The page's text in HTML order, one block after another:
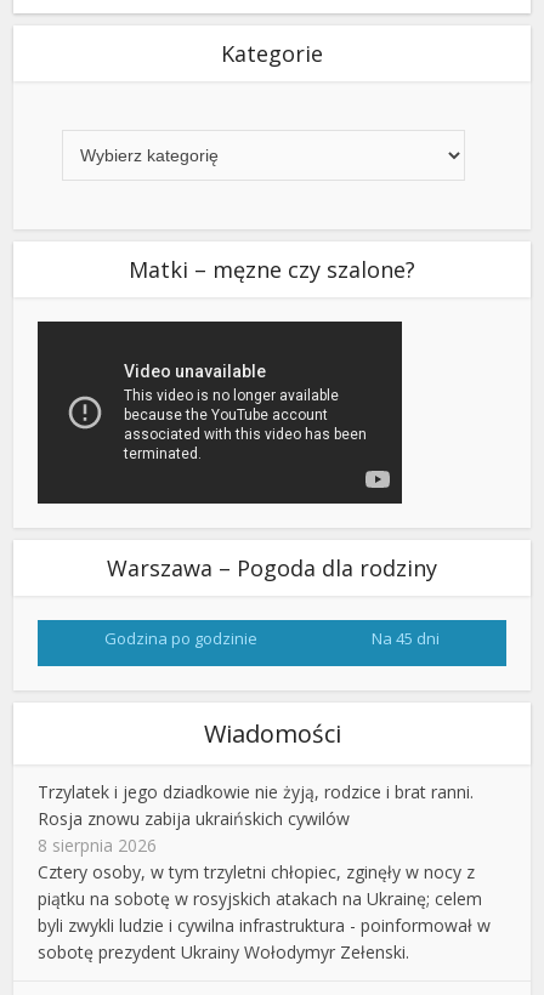
Kategorie
Matki – męzne czy szalone?
Warszawa – Pogoda dla rodziny
Godzina po godzinie Na 45 dni
Wiadomości
Trzylatek i jego dziadkowie nie żyją, rodzice i brat ranni.
Rosja znowu zabija ukraińskich cywilów
8 sierpnia 2026
Cztery osoby, w tym trzyletni chłopiec, zginęły w nocy z
piątku na sobotę w rosyjskich atakach na Ukrainę; celem
byli zwykli ludzie i cywilna infrastruktura - poinformował w
sobotę prezydent Ukrainy Wołodymyr Zełenski.